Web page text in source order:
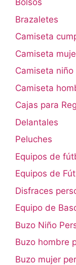
Bolsos
Brazaletes
Camiseta
Camiseta
Camiseta niño
Camiseta
Cajas para
Delantales
Peluches
Equipos de
Equipos de
Disfraces
Equipo de
Buzo Niño
Buzo hombre
Buzo mujer